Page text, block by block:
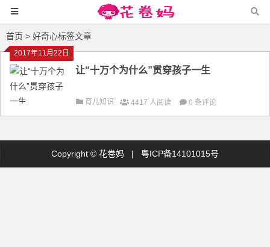
首页 > 好奇心标签文章
2017年11月22日
让“十万个为什么”贯穿孩子一生
育儿知识 4417 人阅读 0 条评论
Copyright © 花卷妈 | 粤ICP备14101015号